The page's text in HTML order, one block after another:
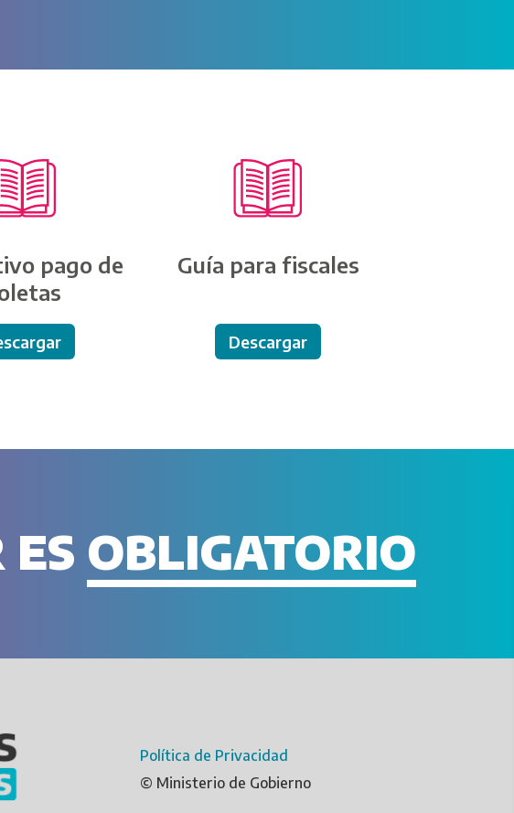
pago de
Guía para fiscales
Descargar
ES OBLIGATORIO
Política de Privacidad
© Ministerio de Gobierno